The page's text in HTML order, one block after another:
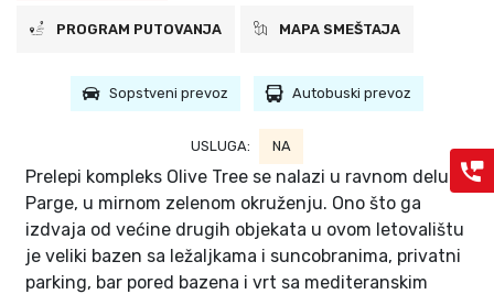
PROGRAM PUTOVANJA MAPA SMEŠTAJA
Sopstveni prevoz Autobuski prevoz
USLUGA: NA
Prelepi kompleks Olive Tree se nalazi u ravnom delu
Parge, u mirnom zelenom okruženju. Ono što ga
izdvaja od većine drugih objekata u ovom letovalištu
je veliki bazen sa ležaljkama i suncobranima, privatni
parking, bar pored bazena i vrt sa mediteranskim